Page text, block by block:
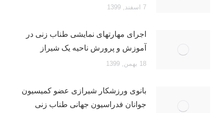
7 اسفند, 1399
اجرای مهارتهای نمایشی طناب زنی در
آموزش و پرورش ناحیه یک شیراز
18 بهمن, 1399
بانوی ورزشکار شیرازی عضو کمیسیون
جوانان فدراسیون جهانی طناب زنی